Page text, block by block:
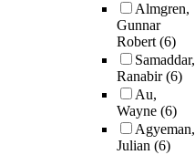
Almgren,
Gunnar
Robert(6)
Samaddar,
Ranabir(6)
Au,
Wayne (6)
Agyeman,
Julian (6)